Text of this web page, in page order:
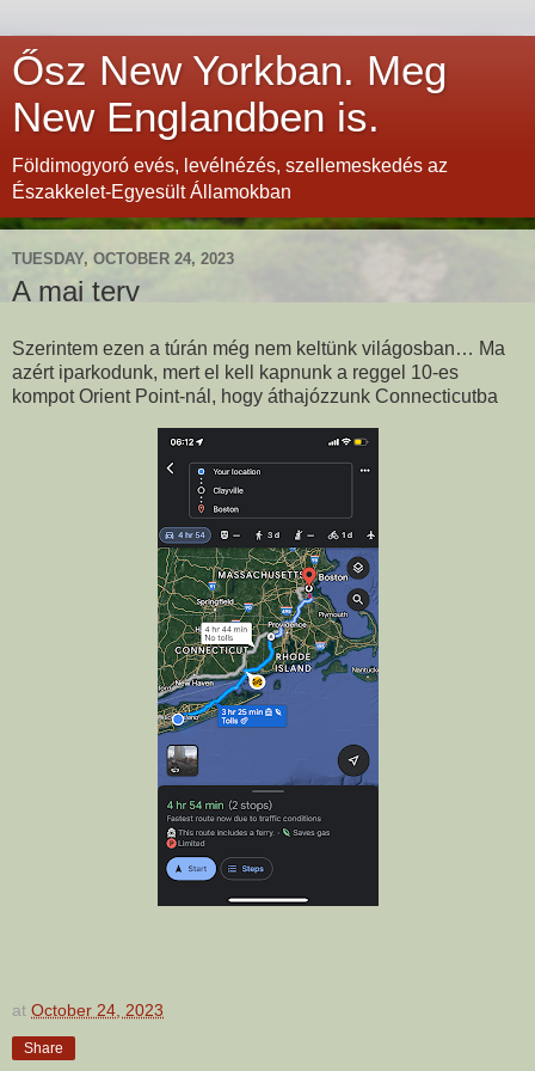
Ősz New Yorkban. Meg
New Englandben is.
Földimogyoró evés, levélnézés, szellemeskedés az
Északkelet-Egyesült Államokban
TUESDAY, OCTOBER 24, 2023
A mai terv
Szerintem ezen a túrán még nem keltünk világosban… Ma
azért iparkodunk, mert el kell kapnunk a reggel 10-es
kompot Orient Point-nál, hogy áthajózzunk Connecticutba
at October 24, 2023
Share